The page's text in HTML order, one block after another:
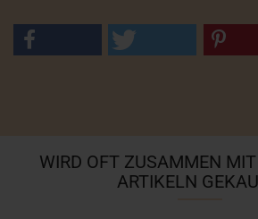
WIRD OFT ZUSAMMEN
ARTIKELN